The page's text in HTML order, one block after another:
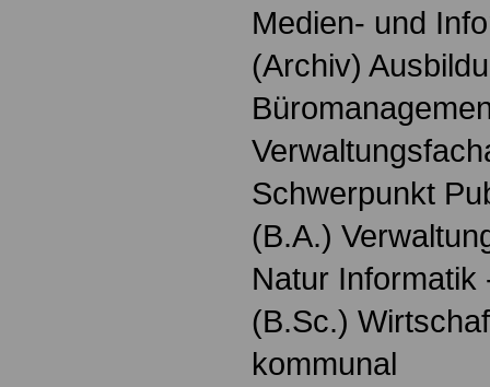
Medien- und
(Archiv)
Schwerpunkt
(B.A.)
Natur Informatik
(B.Sc.)
kommunal